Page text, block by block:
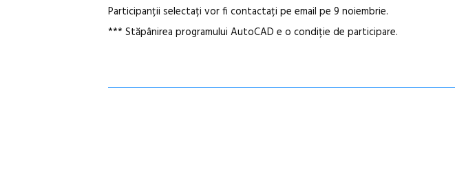
Participanții selectați vor fi contactați pe email pe 9 noiembrie.
*** Stăpânirea programului AutoCAD e o condiție de participare.